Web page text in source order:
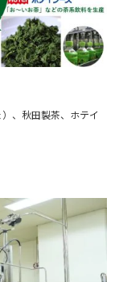
、秋田製茶、ホテイ